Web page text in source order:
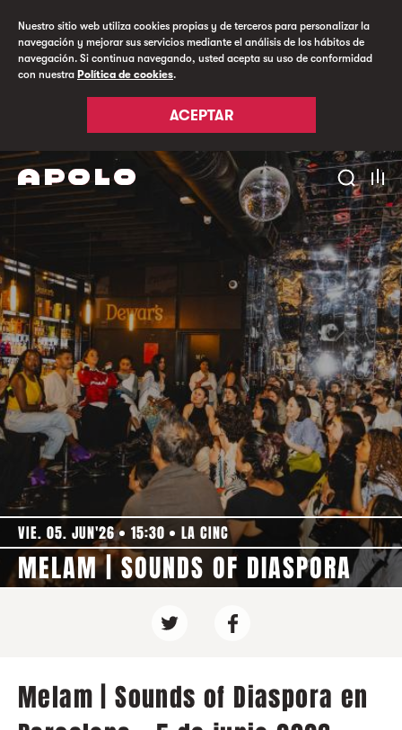
Nuestro sitio web utiliza cookies propias y de terceros para personalizar la
navegación y mejorar sus servicios mediante el análisis de los hábitos de
navegación. Si continua navegando, usted acepta su uso de conformidad
con nuestra Política de cookies.
ACEPTAR
VIE. 05. JUN'26 15:30 LA CINC
MELAM | SOUNDS OF DIASPORA
Melam | Sounds of Diaspora en